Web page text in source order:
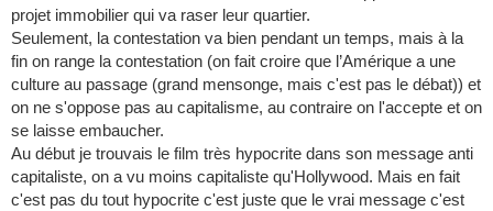
projet immobilier qui va raser leur quartier.
Seulement, la contestation va bien pendant un temps, mais à la
fin on range la contestation (on fait croire que l’Amérique a une
culture au passage (grand mensonge, mais c'est pas le débat)) et
on ne s'oppose pas au capitalisme, au contraire on l'accepte et on
se laisse embaucher.
Au début je trouvais le film très hypocrite dans son message anti
capitaliste, on a vu moins capitaliste qu'Hollywood. Mais en fait
c'est pas du tout hypocrite c'est juste que le vrai message c'est